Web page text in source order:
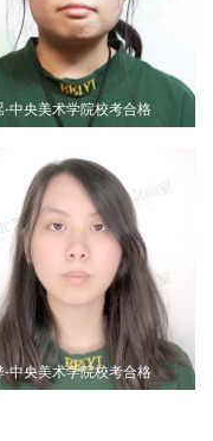
-中央美术学院校考合格
-中央美术学院校考合格